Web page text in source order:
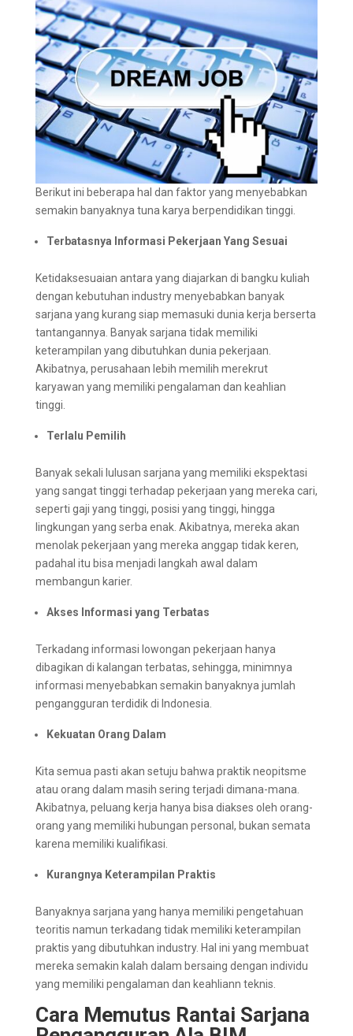
Berikut ini beberapa hal dan faktor yang menyebabkan
semakin banyaknya tuna karya berpendidikan tinggi.
Terbatasnya Informasi Pekerjaan Yang Sesuai
Ketidaksesuaian antara yang diajarkan di bangku kuliah
dengan kebutuhan industry menyebabkan banyak
sarjana yang kurang siap memasuki dunia kerja berserta
tantangannya. Banyak sarjana tidak memiliki
keterampilan yang dibutuhkan dunia pekerjaan.
Akibatnya, perusahaan lebih memilih merekrut
karyawan yang memiliki pengalaman dan keahlian
tinggi.
Terlalu Pemilih
Banyak sekali lulusan sarjana yang memiliki ekspektasi
yang sangat tinggi terhadap pekerjaan yang mereka cari,
seperti gaji yang tinggi, posisi yang tinggi, hingga
lingkungan yang serba enak. Akibatnya, mereka akan
menolak pekerjaan yang mereka anggap tidak keren,
padahal itu bisa menjadi langkah awal dalam
membangun karier.
Akses Informasi yang Terbatas
Terkadang informasi lowongan pekerjaan hanya
dibagikan di kalangan terbatas, sehingga, minimnya
informasi menyebabkan semakin banyaknya jumlah
pengangguran terdidik di Indonesia.
Kekuatan Orang Dalam
Kita semua pasti akan setuju bahwa praktik neopitsme
atau orang dalam masih sering terjadi dimana-mana.
Akibatnya, peluang kerja hanya bisa diakses oleh orang-
orang yang memiliki hubungan personal, bukan semata
karena memiliki kualifikasi.
Kurangnya Keterampilan Praktis
Banyaknya sarjana yang hanya memiliki pengetahuan
teoritis namun terkadang tidak memiliki keterampilan
praktis yang dibutuhkan industry. Hal ini yang membuat
mereka semakin kalah dalam bersaing dengan individu
yang memiliki pengalaman dan keahliann teknis.
Cara Memutus Rantai Sarjana